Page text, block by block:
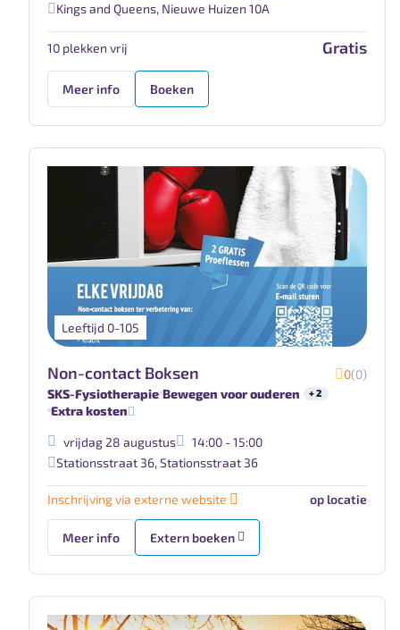
Kings and Queens, Nieuwe Huizen 10A
10 plekken vrij Gratis
Meer info Boeken
Leeftijd 0-105
Non-contact Boksen 0(0)
SKS-Fysiotherapie Bewegen voor ouderen + 2
Extra kosten
vrijdag 28 augustus
14:00 - 15:00
Stationsstraat 36, Stationsstraat 36
Inschrijving via externe website op locatie
Meer info Extern boeken